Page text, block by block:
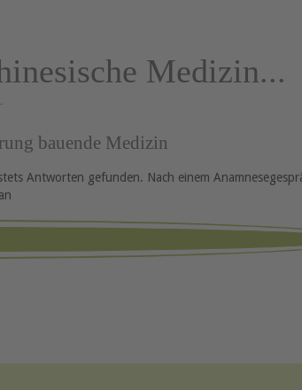
Medizin...
bauende Medizin
Antworten gefunden. Nach einem